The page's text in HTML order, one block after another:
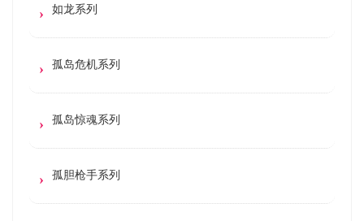
如龙系列
孤岛危机系列
孤岛惊魂系列
孤胆枪手系列